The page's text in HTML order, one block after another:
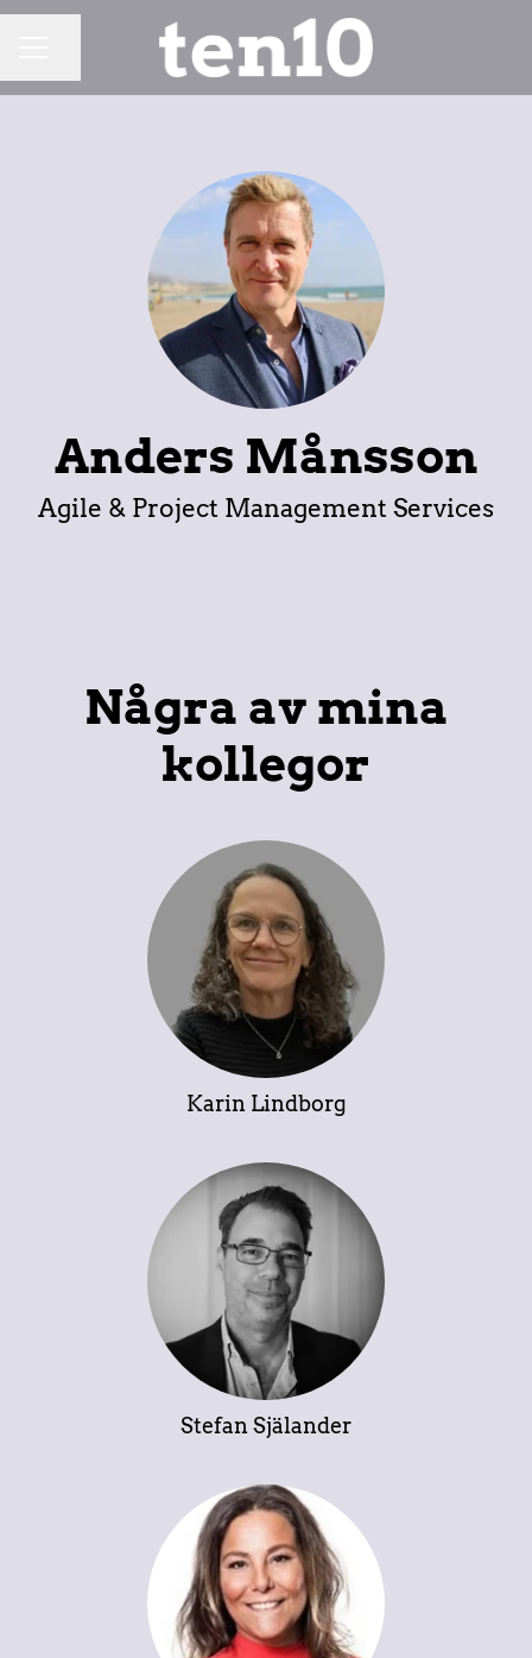
Anders Månsson
Agile & Project Management Services
Några av mina
kollegor
Karin Lindborg
Stefan Själander